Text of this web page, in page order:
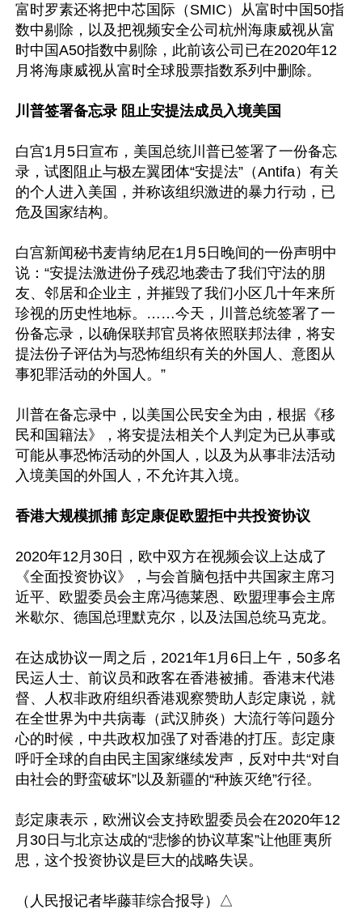
富时罗素还将把中芯国际（SMIC）从富时中国50指
数中剔除，以及把视频安全公司杭州海康威视从富
时中国A50指数中剔除，此前该公司已在2020年12
月将海康威视从富时全球股票指数系列中删除。
川普签署备忘录 阻止安提法成员入境美国
白宫1月5日宣布，美国总统川普已签署了一份备忘
录，试图阻止与极左翼团体“安提法”（Antifa）有关
的个人进入美国，并称该组织激进的暴力行动，已
危及国家结构。
白宫新闻秘书麦肯纳尼在1月5日晚间的一份声明中
说：“安提法激进份子残忍地袭击了我们守法的朋
友、邻居和企业主，并摧毁了我们小区几十年来所
珍视的历史性地标。……今天，川普总统签署了一
份备忘录，以确保联邦官员将依照联邦法律，将安
提法份子评估为与恐怖组织有关的外国人、意图从
事犯罪活动的外国人。”
川普在备忘录中，以美国公民安全为由，根据《移
民和国籍法》，将安提法相关个人判定为已从事或
可能从事恐怖活动的外国人，以及为从事非法活动
入境美国的外国人，不允许其入境。
香港大规模抓捕 彭定康促欧盟拒中共投资协议
2020年12月30日，欧中双方在视频会议上达成了
《全面投资协议》，与会首脑包括中共国家主席习
近平、欧盟委员会主席冯德莱恩、欧盟理事会主席
米歇尔、德国总理默克尔，以及法国总统马克龙。
在达成协议一周之后，2021年1月6日上午，50多名
民运人士、前议员和政客在香港被捕。香港末代港
督、人权非政府组织香港观察赞助人彭定康说，就
在全世界为中共病毒（武汉肺炎）大流行等问题分
心的时候，中共政权加强了对香港的打压。彭定康
呼吁全球的自由民主国家继续发声，反对中共“对自
由社会的野蛮破坏”以及新疆的“种族灭绝”行径。
彭定康表示，欧洲议会支持欧盟委员会在2020年12
月30日与北京达成的“悲惨的协议草案”让他匪夷所
思，这个投资协议是巨大的战略失误。